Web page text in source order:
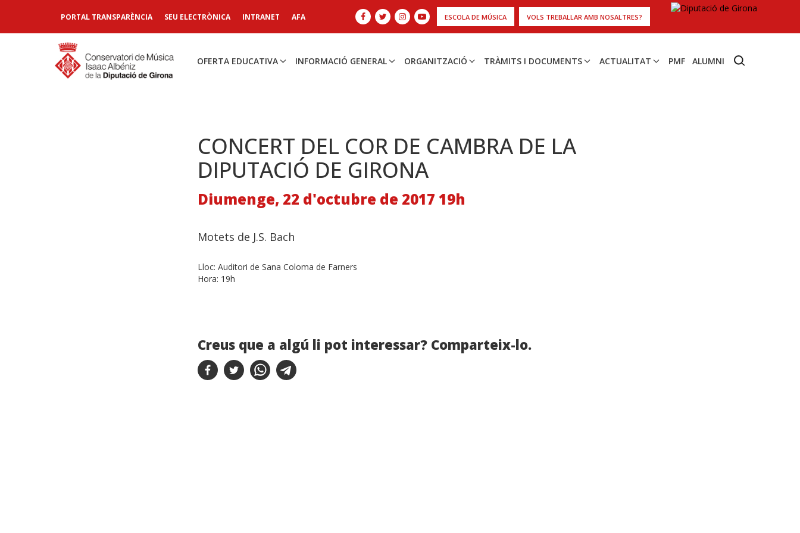
PORTAL TRANSPARÈNCIA SEU ELECTRÒNICA INTRANET AFA ESCOLA DE MÚSICA VOLS TREBALLAR AMB NOSALTRES?
OFERTA EDUCATIVA INFORMACIÓ GENERAL ORGANITZACIÓ TRÀMITS I DOCUMENTS ACTUALITAT PMF ALUMNI
CONCERT DEL COR DE CAMBRA DE LA
DIPUTACIÓ DE GIRONA
Diumenge, 22 d'octubre de 2017 19h
Motets de J.S. Bach
Lloc: Auditori de Sana Coloma de Farners
Hora: 19h
Creus que a algú li pot interessar? Comparteix-lo.